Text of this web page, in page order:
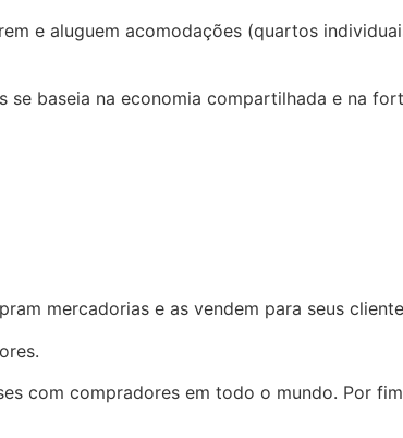
e aluguem acomodações (quartos
baseia na economia compartilhada e na
mercadorias e as vendem para seus
com compradores em todo o mundo. Por